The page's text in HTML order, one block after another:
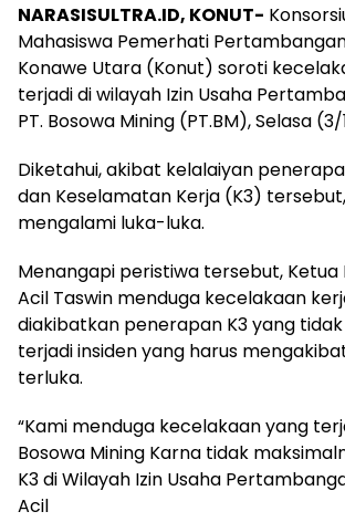
NARASISULTRA.ID, KONUT-
Mahasiswa Pemerhati
Konawe Utara (Konut) soroti
terjadi di wilayah Izin Usaha
PT. Bosowa Mining (PT.BM), Selasa
Diketahui, akibat kelalaiyan
dan Keselamatan Kerja (K3)
mengalami luka-luka.
Menangapi peristiwa tersebut, Ketua
Acil Taswin menduga kecelakaan
diakibatkan penerapan K3 yang
terjadi insiden yang harus
terluka.
“Kami menduga kecelakaan yang
Bosowa Mining Karna tidak
K3 di Wilayah Izin Usaha
Acil